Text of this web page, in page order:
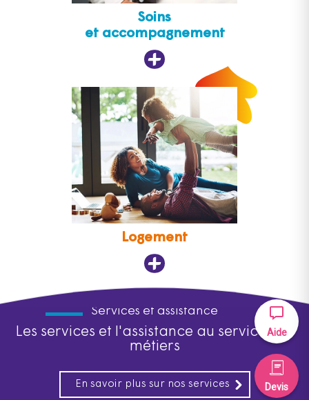
Aide
Devis
Soins
et accompagnement
Logement
Services et assistance
Les services et l'assistance au service des
métiers
En savoir plus sur nos services